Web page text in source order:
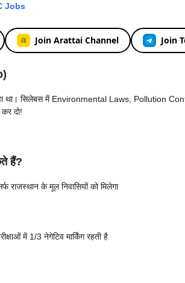
Jobs
Join Arattai Channel Join
था। सिलेबस में Environmental Laws, Pollution
दो!
हैं?
के मूल निवासियों को मिलेगा
में 1/3 नेगेटिव मार्किंग रहती है